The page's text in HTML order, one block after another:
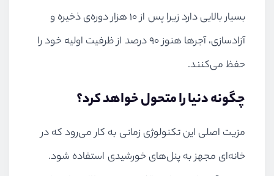
بسیار بالایی دارد زیرا پس از 10 هزار دوره‌ی ذخیره و
آزادسازی، آجرها هنوز 90 درصد از ظرفیت اولیه خود را
حفظ می‌کنند.
چگونه دنیا را متحول خواهد کرد؟
مزیت اصلی این تکنولوژی زمانی به کار می‌رود که در
خانه‌ای مجهز به پنل‌های خورشیدی استفاده شود.